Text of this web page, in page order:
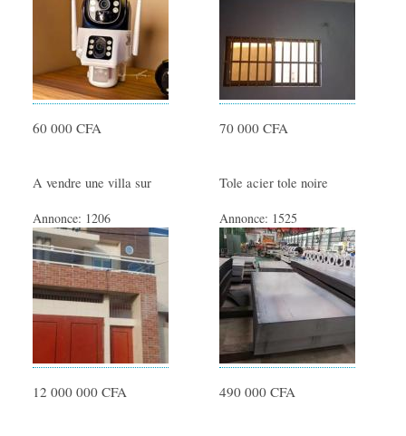
60 000 CFA 70 000 CFA
A vendre une villa sur
Annonce: 1206
12 000 000 CFA
Tole acier tole noire
Annonce: 1525
490 000 CFA